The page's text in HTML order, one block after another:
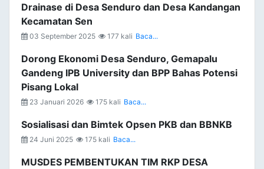
Drainase di Desa Senduro dan Desa Kandangan
Kecamatan Sen
03 September 2025 177 kali Baca...
Dorong Ekonomi Desa Senduro, Gemapalu
Gandeng IPB University dan BPP Bahas Potensi
Pisang Lokal
23 Januari 2026 175 kali Baca...
Sosialisasi dan Bimtek Opsen PKB dan BBNKB
24 Juni 2025 175 kali Baca...
MUSDES PEMBENTUKAN TIM RKP DESA